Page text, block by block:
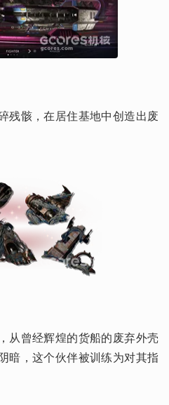
残骸，在居住基地中创造出废
从曾经辉煌的货船的废弃外壳
暗，这个伙伴被训练为对其指